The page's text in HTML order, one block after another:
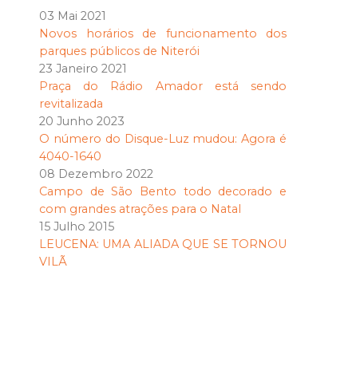
03 Mai 2021
Novos horários de funcionamento dos
parques públicos de Niterói
23 Janeiro 2021
Praça do Rádio Amador está sendo
revitalizada
20 Junho 2023
O número do Disque-Luz mudou: Agora é
4040-1640
08 Dezembro 2022
Campo de São Bento todo decorado e
com grandes atrações para o Natal
15 Julho 2015
LEUCENA: UMA ALIADA QUE SE TORNOU
VILÃ